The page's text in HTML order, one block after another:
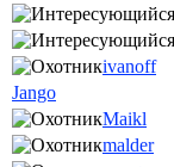
ivanoff
Jango
Maikl
malder